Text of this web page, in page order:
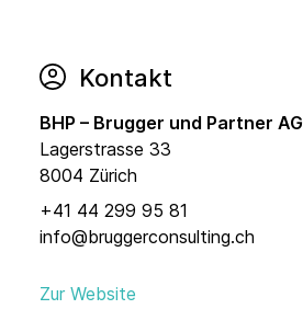
Kontakt
BHP – Brugger und Partner AG
Lagerstrasse 33
8004 Zürich
+41 44 299 95 81
info@bruggerconsulting.ch
Zur Website